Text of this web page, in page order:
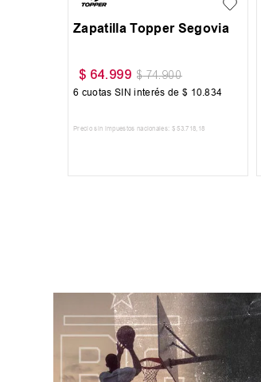
$ 59.999 $ 69.999
6 cuotas SIN interés de $ 10.000
Precio sin impuestos nacionales: $ 49 .585 95